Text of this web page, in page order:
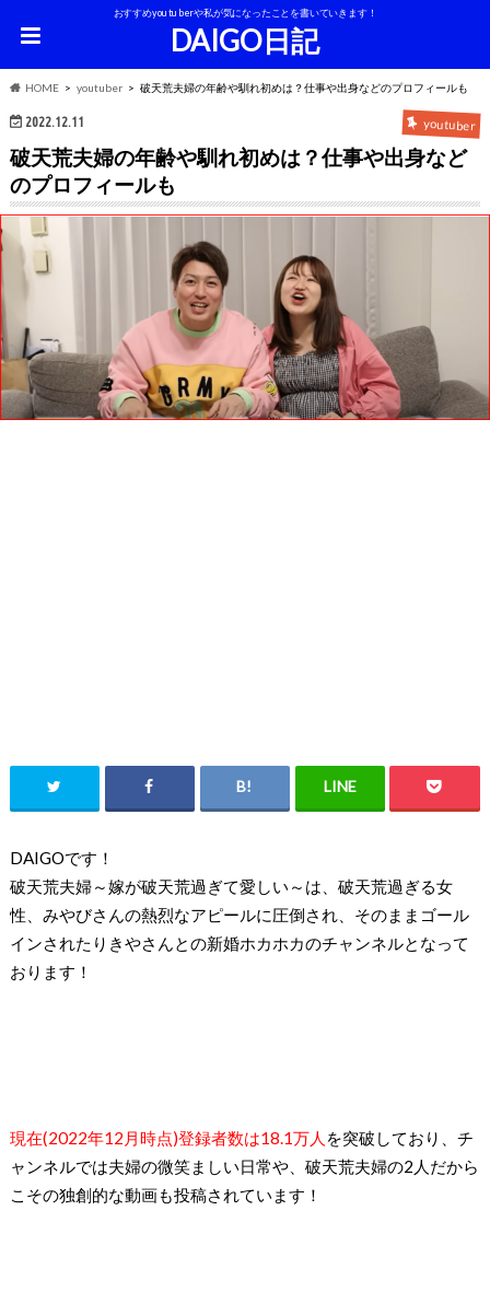
おすすめyoutuberや私が気になったことを書いていきます！
DAIGO日記
HOME youtuber 破天荒夫婦の年齢や馴れ初めは？仕事や出身などのプロフィールも
2022.12.11 youtuber
破天荒夫婦の年齢や馴れ初めは？仕事や出身など
のプロフィールも
DAIGOです！
破天荒夫婦～嫁が破天荒過ぎて愛しい～は、 破天荒過ぎる女
性、みやびさんの熱烈なアピールに圧倒され、 そのままゴール
インされたりきやさんとの新婚ホカホカのチャンネルとなって
おります！
現在(2022年12月時点)登録者数は18.1万人 を突破しており、チ
ャンネルでは夫婦の微笑ましい日常や、破天荒夫婦の2 人だから
こその独創的な動画も投稿されています！